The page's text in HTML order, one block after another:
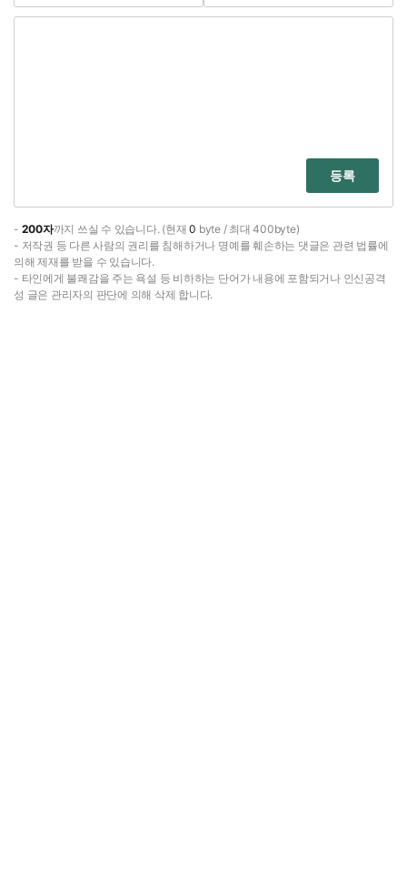
등록
- 200자까지 쓰실 수 있습니다. (현재0 byte / 최대 400byte)
- 저작권 등 다른 사람의 권리를 침해하거나 명예를 훼손하는 댓글은 관련 법률에
의해 제재를 받을 수 있습니다.
- 타인에게 불쾌감을 주는 욕설 등 비하하는 단어가 내용에 포함되거나 인신공격
성 글은 관리자의 판단에 의해 삭제 합니다.